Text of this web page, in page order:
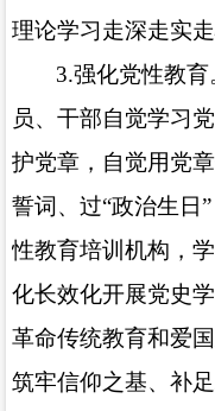
理论学习走深走实走
3.强化党性教
员、干部自觉学习
护党章，自觉用党
誓词、过“政治生日
性教育培训机构，
化长效化开展党史
革命传统教育和爱
筑牢信仰之基、补